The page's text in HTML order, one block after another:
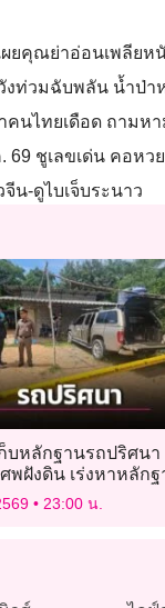
ผยคุณย่าอ่อนเพลียห
งท่วมฉับพลัน น้ำป่า
นไทยเดือด ถามห
69 ชูเลขเด่น คอหว
น-ดูไบเจ็บระนาว
บหลักฐานรถปริศน
พฝังดิน เร่งหาหลักฐ
อเหตุ23:00 น.